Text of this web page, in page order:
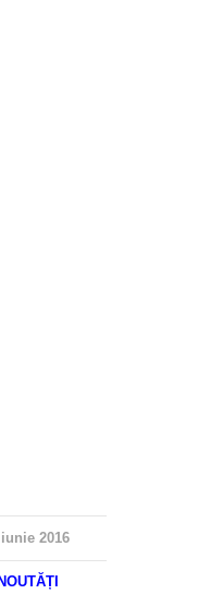
2016
NOUTĂȚI